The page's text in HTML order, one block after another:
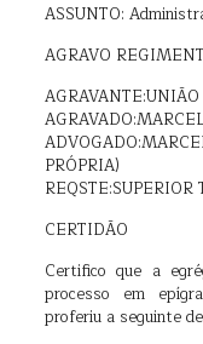
ASSUNTO:
AGRAVO
AGRAVANTE:UNIÃO
PRÓPRIA)
CERTIDÃO
Certifico que a
processo em
proferiu a seguinte